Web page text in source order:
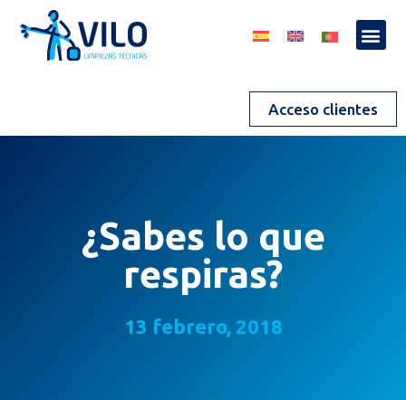
Acceso clientes
¿Sabes lo que
respiras?
13 febrero, 2018